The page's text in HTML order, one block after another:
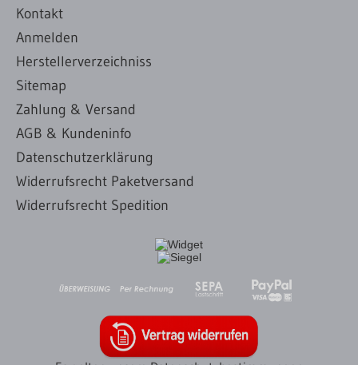
Kontakt
Anmelden
Herstellerverzeichniss
Sitemap
Zahlung & Versand
AGB & Kundeninfo
Datenschutzerklärung
Widerrufsrecht Paketversand
Widerrufsrecht Spedition